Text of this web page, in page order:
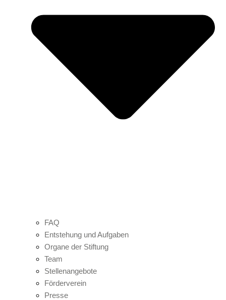
FAQ
Entstehung und Aufgaben
Organe der Stiftung
Team
Stellenangebote
Förderverein
Presse